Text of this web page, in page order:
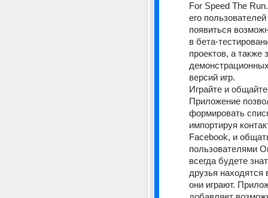
For Speed The
его
появиться
в бета-
проектов, а также
версий игр.
Играйте и
Приложение
формировать
импортируя
Facebook, и
пользователями
всегда будете
друзья находятся
они играют.